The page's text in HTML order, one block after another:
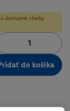
dostupné všetky
do košíka